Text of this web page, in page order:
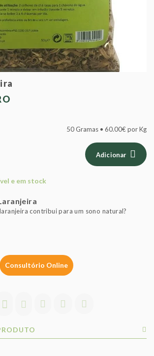
50 Gramas • 60.00€ por Kg
Adicionar
e em stock
contribui para um sono natural?
Consultório Online